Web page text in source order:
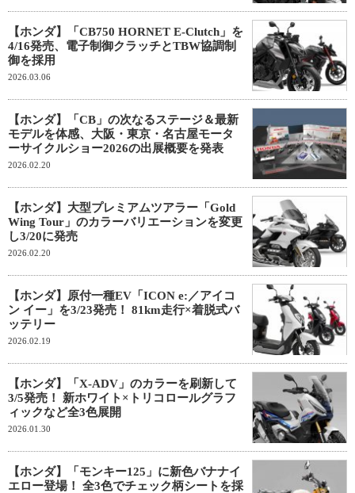
【ホンダ】「CB750 HORNET E-Clutch」を
4/16発売、電子制御クラッチとTBW協調制
御を採用
2026.03.06
【ホンダ】「CB」の次なるステージ＆最新
モデルを体感、大阪・東京・名古屋モータ
ーサイクルショー2026の出展概要を発表
2026.02.20
【ホンダ】大型プレミアムツアラー「Gold
Wing Tour」のカラーバリエーションを変更
し3/20に発売
2026.02.20
【ホンダ】原付一種EV「ICON e:／アイコ
ン イー」を3/23発売！ 81km走行×着脱式バ
ッテリー
2026.02.19
【ホンダ】「X-ADV」のカラーを刷新して
3/5発売！ 新ホワイト×トリコロールグラフ
ィックなど全3色展開
2026.01.30
【ホンダ】「モンキー125」に新色バナナイ
エロー登場！ 全3色でチェック柄シートを採